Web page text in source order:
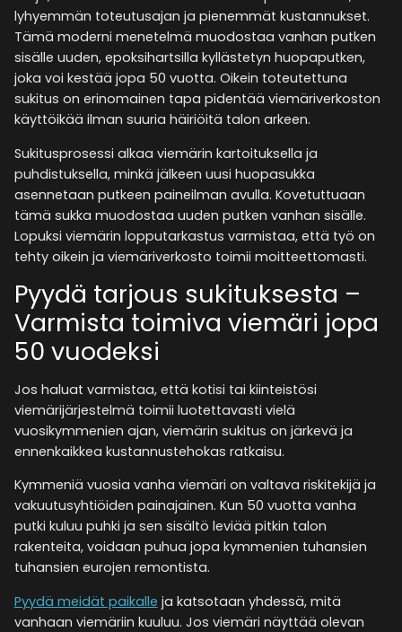
lyhyemmän toteutusajan ja pienemmät kustannukset.
Tämä moderni menetelmä muodostaa vanhan putken
sisälle uuden, epoksihartsilla kyllästetyn huopaputken,
joka voi kestää jopa 50 vuotta. Oikein toteutettuna
sukitus on erinomainen tapa pidentää viemäriverkoston
käyttöikää ilman suuria häiriöitä talon arkeen​.
Sukitusprosessi alkaa viemärin kartoituksella ja
puhdistuksella, minkä jälkeen uusi huopasukka
asennetaan putkeen paineilman avulla. Kovetuttuaan
tämä sukka muodostaa uuden putken vanhan sisälle.
Lopuksi viemärin lopputarkastus varmistaa, että työ on
tehty oikein ja viemäriverkosto toimii moitteettomasti​.
Pyydä tarjous sukituksesta –
Varmista toimiva viemäri jopa
50 vuodeksi
Jos haluat varmistaa, että kotisi tai kiinteistösi
viemärijärjestelmä toimii luotettavasti vielä
vuosikymmenien ajan, viemärin sukitus on järkevä ja
ennenkaikkea kustannustehokas ratkaisu.
Kymmeniä vuosia vanha viemäri on valtava riskitekijä ja
vakuutusyhtiöiden painajainen. Kun 50 vuotta vanha
putki kuluu puhki ja sen sisältö leviää pitkin talon
rakenteita, voidaan puhua jopa kymmenien tuhansien
tuhansien eurojen remontista.
Pyydä meidät paikalle ja katsotaan yhdessä, mitä
vanhaan viemäriin kuuluu. Jos viemäri näyttää olevan